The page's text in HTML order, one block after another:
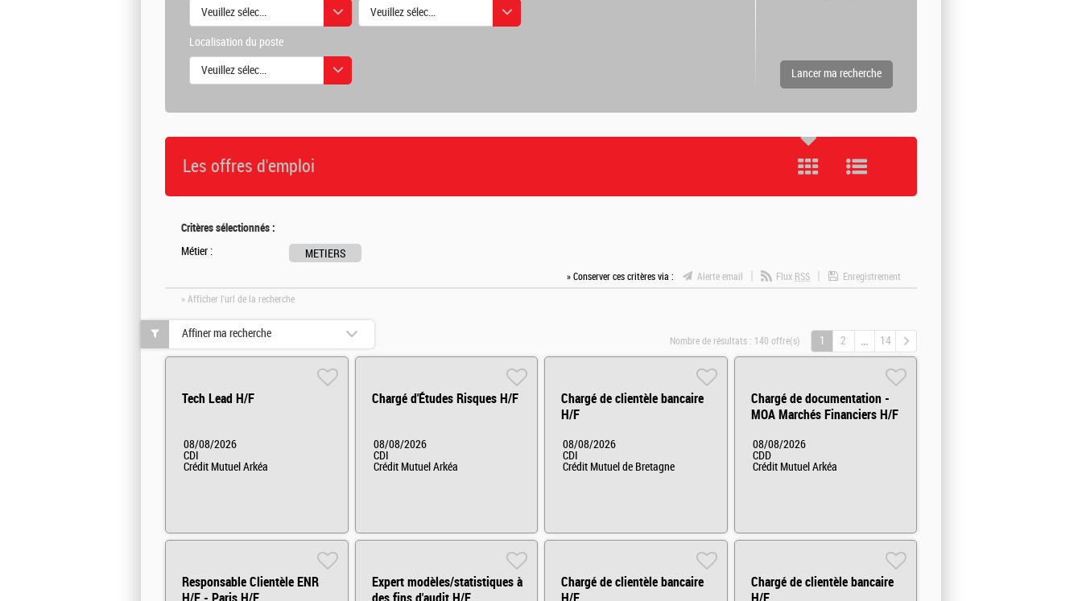
Veuillez sélectionner une ou des valeursVeuillez sélectionner une ou des valeurs
Localisation du poste
Veuillez sélectionner une ou des valeurs
Les offres d'emploi
Critères sélectionnés :
Métier : METIERS
» Conserver ces critères via : Alerte email Flux RSS
Enregistrement
» Afficher l'url de la recherche
Nombre de résultats : 140 offre(s) 1 2 14
Tech Lead H/F
08/08/2026
CDI
Crédit Mutuel Arkéa
Chargé d'Études Risques H/F
08/08/2026
CDI
Crédit Mutuel Arkéa
Chargé de clientèle bancaire
H/F
08/08/2026
CDI
Crédit Mutuel de Bretagne
Chargé de documentation -
MOA Marchés Financiers H/F
08/08/2026
CDD
Crédit Mutuel Arkéa
Responsable Clientèle ENR
Expert modèles/statistiques à
Chargé de clientèle bancaire
Chargé de clientèle bancaire
Affiner ma recherche